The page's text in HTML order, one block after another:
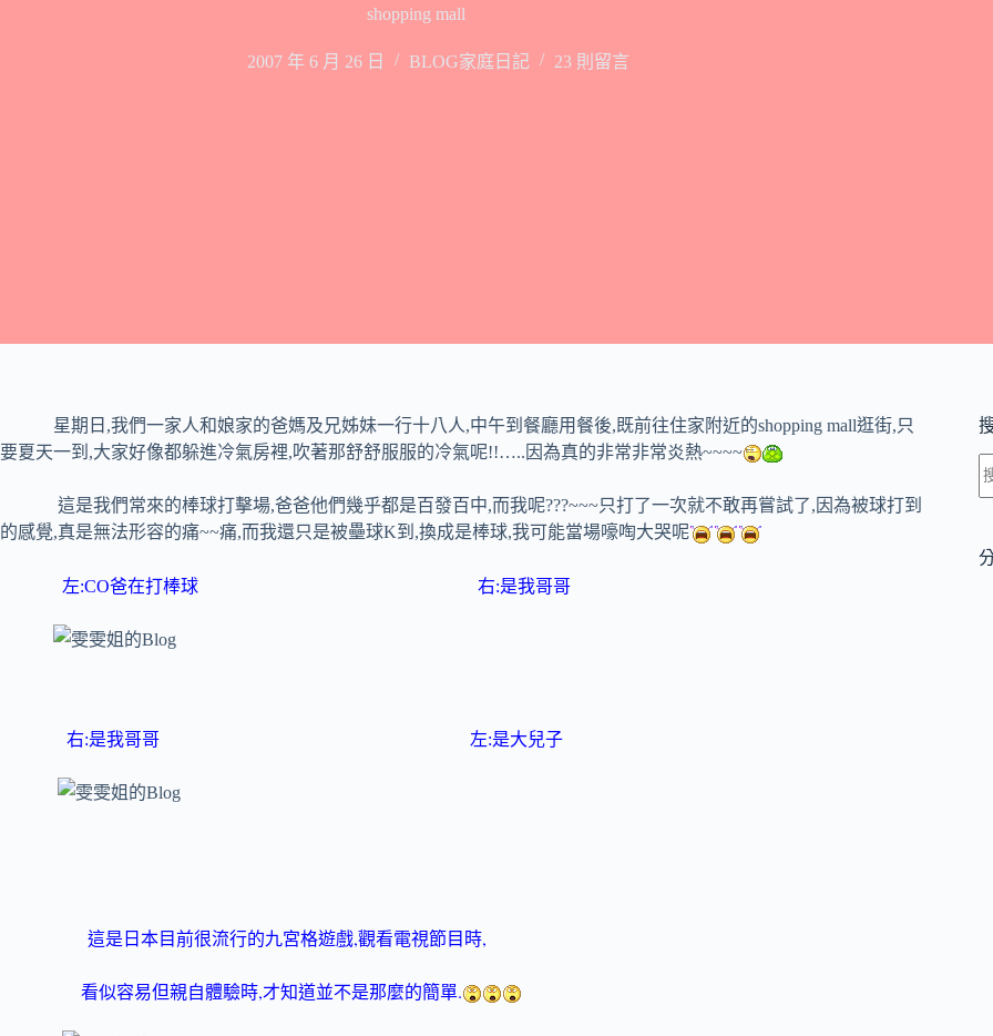
shopping mall
2007 年 6 月 26 日 BLOG家庭日記 23 則留言
星期日 ,我們一家人和娘家的爸媽及兄姊妹一行十八人,中午到餐廳用餐後,既前往住家附近的shopping mall逛街,只
要夏天一到 ,大家好像都躲進冷氣房裡,吹著那舒舒服服的冷氣呢!!….. 因為真的非常非常炎熱~~~~
這是我們常來的棒球打擊場,爸爸他們幾乎都是百發百中,而我呢???~~~只打了一次就不敢再嘗試了, 因為被球打到
的感覺,真是無法形容的痛~~痛,而我還只是被壘球K到 ,換成是棒球,我可能當場嚎啕大哭呢
左:CO爸在打棒球 右:是我哥哥
右:是我哥哥 左:是大兒子
這是日本目前很流行的九宮格遊戲,觀看電視節目時,
看似容易但親自體驗時,才知道並不是那麼的簡單.
符